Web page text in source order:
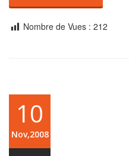
Nombre de Vues : 212
10
Nov,2008